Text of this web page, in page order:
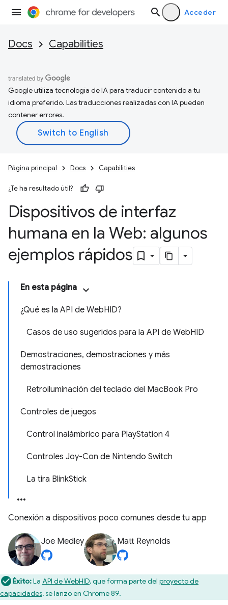
Acceder
Docs Capabilities
Google utiliza tecnología de IA para traducir contenido a tu
idioma preferido. Las traducciones realizadas con IA pueden
contener errores.
Página principal Docs Capabilities
¿Te ha resultado útil?
Dispositivos de interfaz
humana en la Web: algunos
ejemplos rápidos
En esta página
¿Qué es la API de WebHID?
Casos de uso sugeridos para la API de WebHID
Demostraciones, demostraciones y más
demostraciones
Retroiluminación del teclado del MacBook Pro
Controles de juegos
Control inalámbrico para PlayStation 4
Controles Joy-Con de Nintendo Switch
La tira BlinkStick
Conexión a dispositivos poco comunes desde tu app
Joe Medley Matt Reynolds
Éxito:La API de WebHID, que forma parte del proyecto de
capacidades, se lanzó en Chrome 89.